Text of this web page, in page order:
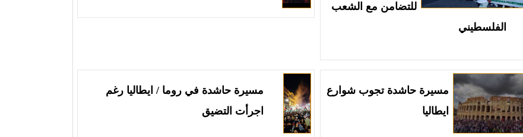
للتضامن مع الشعب
الفلسطيني
مسيرة حاشدة تجوب شوارع
ايطاليا
مسيرة حاشدة في روما / ايطاليا رغم
اجرأت التضيق